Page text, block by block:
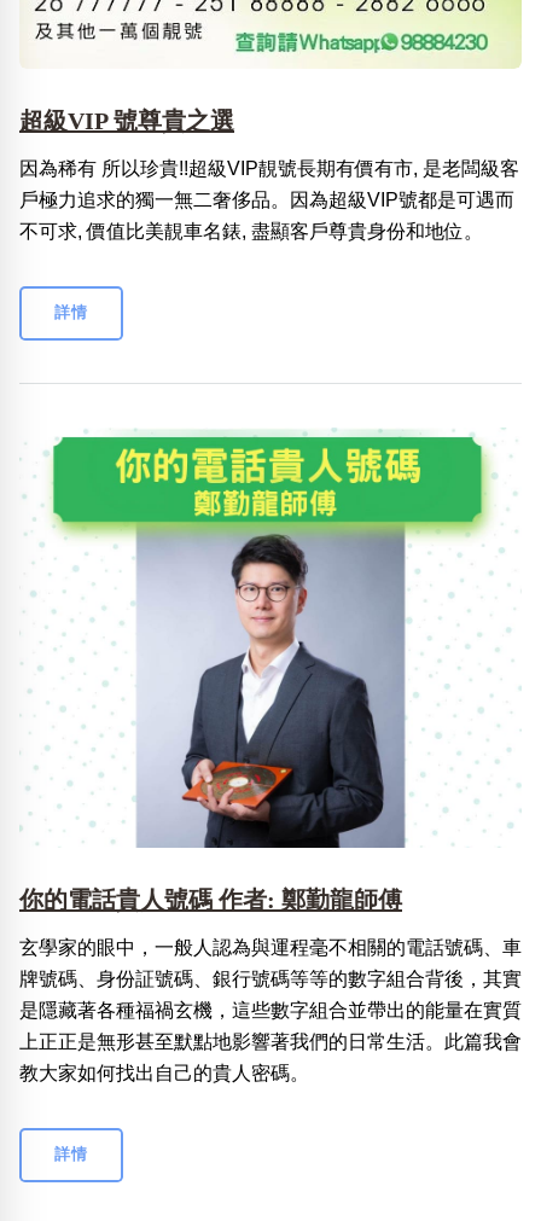
超級VIP 號尊貴之選
因為稀有 所以珍貴!!超級VIP靚號長期有價有市, 是老闆級客
戶極力追求的獨一無二奢侈品。因為超級VIP號都是可遇而
不可求, 價值比美靚車名錶, 盡顯客戶尊貴身份和地位。
詳情
你的電話貴人號碼 作者: 鄭勤龍師傅
玄學家的眼中，一般人認為與運程毫不相關的電話號碼、車
牌號碼、身份証號碼、銀行號碼等等的數字組合背後，其實
是隱藏著各種福禍玄機，這些數字組合並帶出的能量在實質
上正正是無形甚至默點地影響著我們的日常生活。此篇我會
教大家如何找出自己的貴人密碼。
詳情